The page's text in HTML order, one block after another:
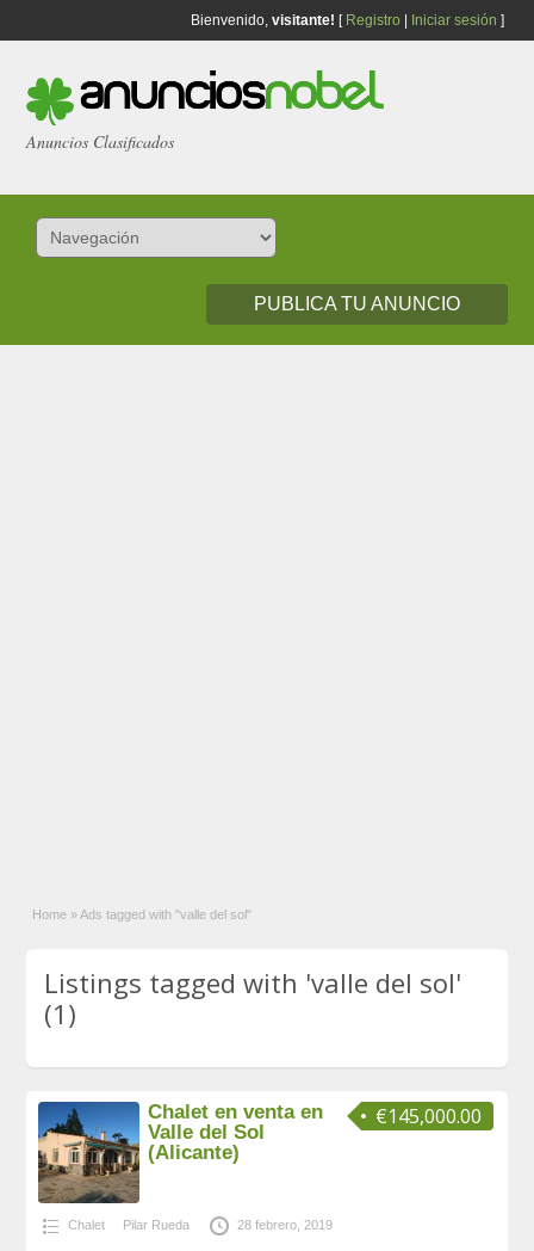
Bienvenido, visitante! [ Registro Iniciar sesión ]
Anuncios Clasificados
PUBLICA TU ANUNCIO
Home » Ads tagged with "valle del sol"
Listings tagged with 'valle del sol'
(1)
€145,000.00
Chalet en venta en
Valle del Sol
(Alicante)
Chalet Pilar Rueda 28 febrero, 2019